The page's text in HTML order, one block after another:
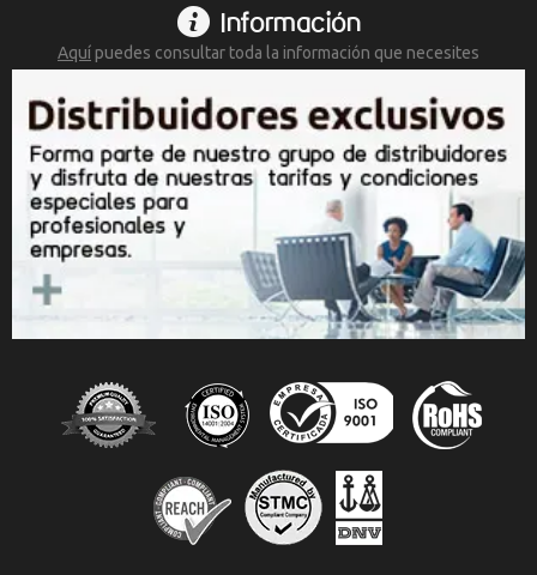
Información
Aquípuedes consultar toda la información que necesites